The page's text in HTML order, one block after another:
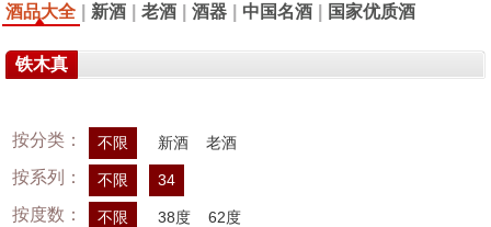
酒品大全 新酒 老酒 酒器 中国名酒 国家优质酒
铁木真
按分类： 不限 新酒 老酒
按系列： 不限 34
按度数： 不限 38度 62度